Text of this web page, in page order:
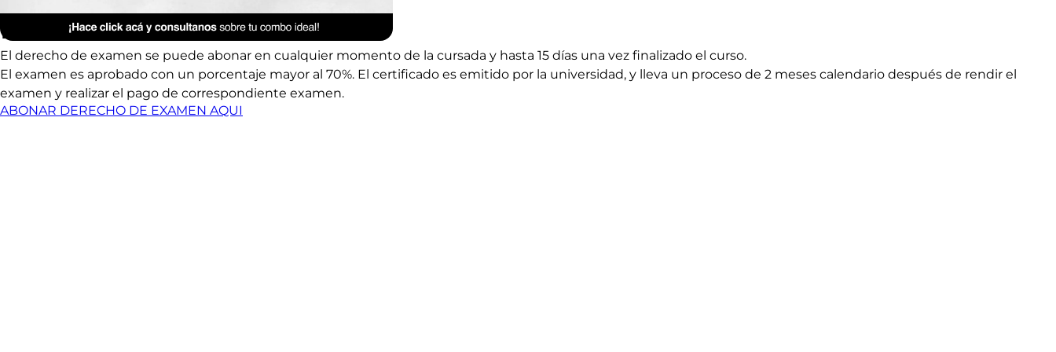
Examen Final
El derecho de examen se puede abonar en cualquier momento de la cursada y hasta 15 días una vez finalizado el curso.
El examen es aprobado con un porcentaje mayor al 70%. El certificado es emitido por la universidad, y lleva un proceso de 2 meses calendario después de rendir el
examen y realizar el pago de correspondiente examen.
ABONAR DERECHO DE EXAMEN AQUI